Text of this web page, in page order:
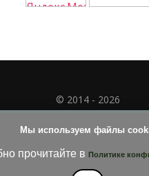
Мы используем файлы
прочитайте в Политике
© 2014 - 2026
или частичное
только при наличии
| РазработанаТемы Blossom